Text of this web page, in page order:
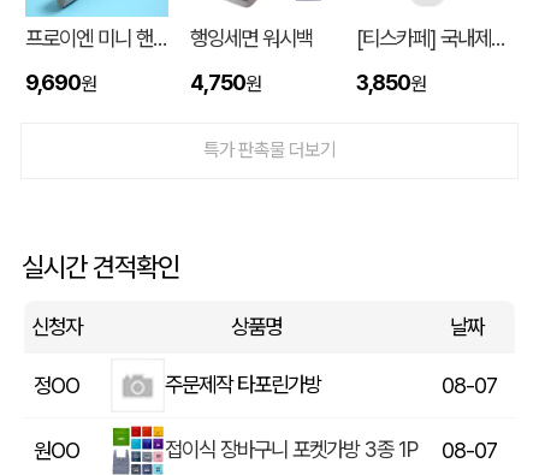
프로이엔 미니 핸디 클리너
9,690원
행잉세면 워시백
4,750원
[티스카페] 국내제작 3단 밀크 보틀 화이트 (PP) 500ml
3,850원
특가 판촉물 더보기
실시간 견적확인
신청자 상품명 날짜
하OO 08-07
이OO 로고 2색 캐릭터볼펜
종이쇼핑백
씨OO 종이쇼핑백 제작
정OO 주문제작 타포린가방 08-07
원OO 접이식 장바구니 포켓가방 3종 1P 08-07
이OO (국산)세도나X젬마니들3색(0.7mm)(독일잉크/초초저점도) 08-07